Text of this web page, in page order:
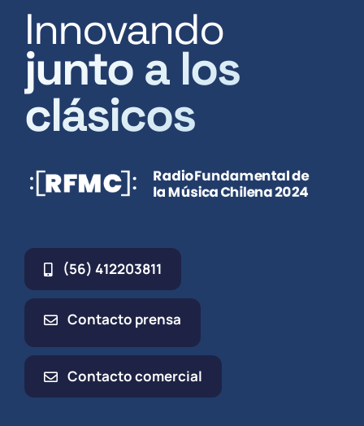
Innovando
junto a los
clásicos
(56) 412203811
Contacto prensa
Contacto comercial